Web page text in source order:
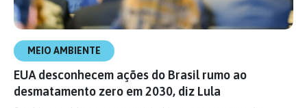
MEIO AMBIENTE
EUA desconhecem ações do Brasil rumo ao
desmatamento zero em 2030, diz Lula